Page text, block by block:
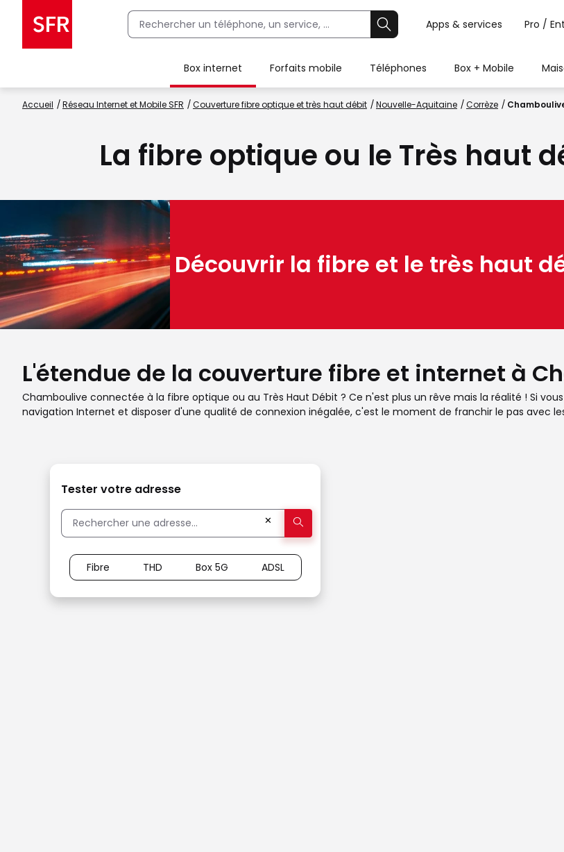
Apps & services Pro /
Box internet Forfaits mobile Téléphones Box + Mobile
Accueil Réseau Internet et Mobile SFR Couverture fibre optique et très haut débit Nouvelle-Aquitaine Corrèze
La fibre optique ou le Très haut
Découvrir la fibre et le très haut
L'étendue de la couverture fibre et internet à
Chamboulive connectée à la fibre optique ou au Très Haut Débit ? Ce n'est plus un rêve mais la réalité ! Si
navigation Internet et disposer d'une qualité de connexion inégalée, c'est le moment de franchir le pas avec
Tester votre adresse
✕
Fibre THD Box 5G ADSL